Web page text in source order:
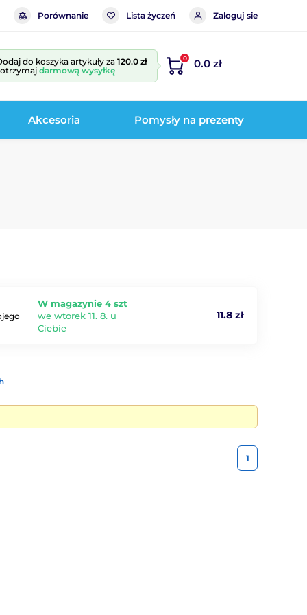
Porównanie Lista życzeń Zaloguj sie
do koszyka artykuły za 120.0 zł
darmową wysyłkę
0 0.0 zł
Akcesoria Pomysły na prezenty
W magazynie 4 szt
we wtorek 11. 8. u
Ciebie
11.8 zł
1